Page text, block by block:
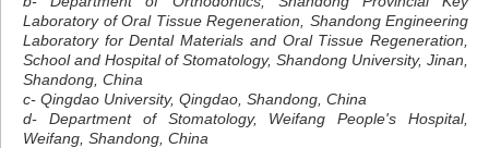
Laboratory of Oral Tissue Regeneration, Shandong Engineering
Laboratory for Dental Materials and Oral Tissue Regeneration,
School and Hospital of Stomatology, Shandong University, Jinan,
Shandong, China
c- Qingdao University, Qingdao, Shandong, China
d- Department of Stomatology, Weifang People's Hospital,
Weifang, Shandong, China